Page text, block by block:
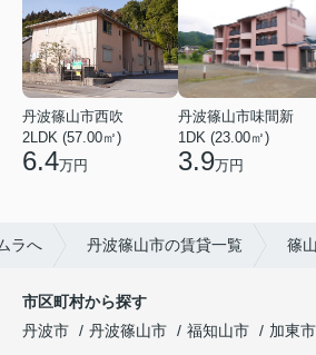
丹波篠山市西吹
2LDK (57.00㎡)
6.4万円
丹波篠山市味間新
1DK (23.00㎡)
3.9万円
ラへ 丹波篠山市の賃貸一覧 篠
市区町村から探す
丹波市
丹波篠山市 福知山市 加東市